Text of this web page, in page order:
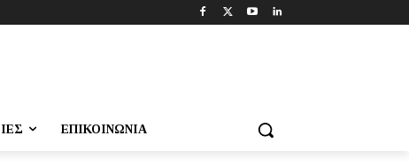
ΕΠΙΚΟΙΝΩΝΊΑ